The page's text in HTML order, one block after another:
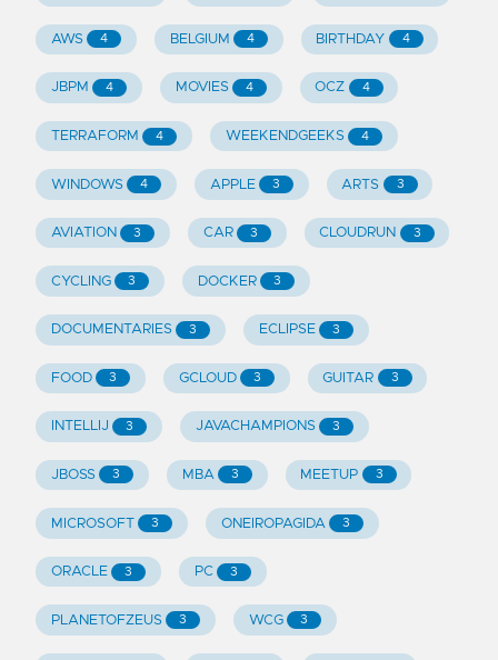
AWS 4 BELGIUM 4 BIRTHDAY 4
JBPM 4 MOVIES 4 OCZ 4
TERRAFORM 4 WEEKENDGEEKS 4
WINDOWS 4 APPLE 3 ARTS 3
AVIATION 3 CAR 3 CLOUDRUN 3
CYCLING 3 DOCKER 3
DOCUMENTARIES 3 ECLIPSE 3
FOOD 3 GCLOUD 3 GUITAR 3
INTELLIJ 3 JAVACHAMPIONS 3
JBOSS 3 MBA 3 MEETUP 3
MICROSOFT 3 ONEIROPAGIDA 3
ORACLE 3 PC 3
PLANETOFZEUS 3 WCG 3